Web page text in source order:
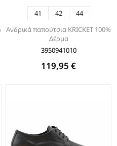
41 42
44
Ανδρικά παπούτσια KRICKET 100%
Δέρμα
3950941010
119,95 €